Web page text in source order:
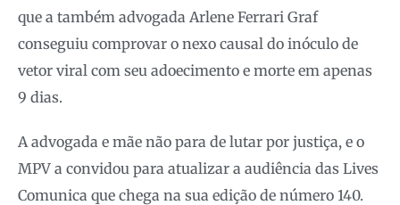
que a também advogada Arlene Ferrari Graf
conseguiu comprovar o nexo causal do inóculo de
vetor viral com seu adoecimento e morte em apenas
9 dias.
A advogada e mãe não para de lutar por justiça, e o
MPV a convidou para atualizar a audiência das Lives
Comunica que chega na sua edição de número 140.